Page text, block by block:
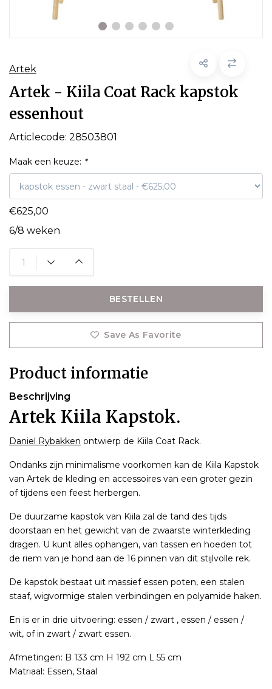
Artek
Artek - Kiila Coat Rack kapstok
essenhout
Articlecode: 28503801
Maak een keuze: *
€625,00
6/8 weken
BESTELLEN
Save As Favorite
Product informatie
Beschrijving
Artek Kiila Kapstok.
Daniel Rybakken ontwierp de Kiila Coat Rack.
Ondanks zijn minimalisme voorkomen kan de Kiila Kapstok
van Artek de kleding en accessoires van een groter gezin
of tijdens een feest herbergen.
De duurzame kapstok van Kiila zal de tand des tijds
doorstaan en het gewicht van de zwaarste winterkleding
dragen. U kunt alles ophangen, van tassen en hoeden tot
de riem van je hond aan de 16 pinnen van dit stijlvolle rek.
De kapstok bestaat uit massief essen poten, een stalen
staaf, wigvormige stalen verbindingen en polyamide haken.
En is er in drie uitvoering: essen / zwart , essen / essen /
wit, of in zwart / zwart essen.
Afmetingen: B 133 cm H 192 cm L 55 cm
Matriaal: Essen, Staal